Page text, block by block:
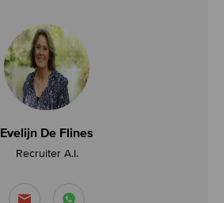
Evelijn De Flines
Recruiter A.i.